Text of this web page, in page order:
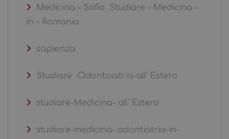
Medicina – Sofia .Studiare – Medicina –
in – Romania
sapienza
Studiare -Odontoiatria-all' Estero
studiare-Medicina- all' Estero
studiare-medicina- odontiatria-in-